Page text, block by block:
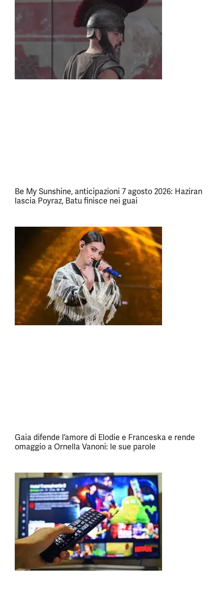
Be My Sunshine, anticipazioni 7 agosto 2026: Haziran
lascia Poyraz, Batu finisce nei guai
Gaia difende l’amore di Elodie e Franceska e rende
omaggio a Ornella Vanoni: le sue parole